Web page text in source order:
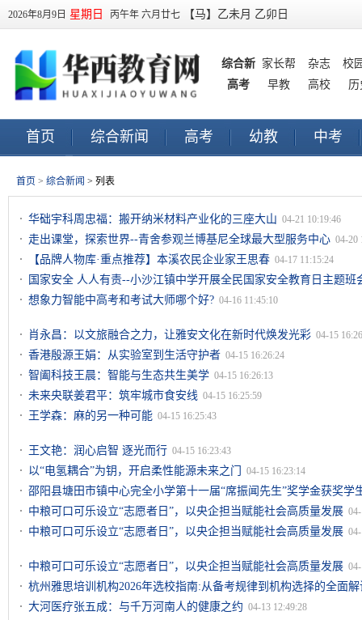
2026年8月9日 星期日 丙午年 六月廿七 【马】乙未月 乙卯日
综合新
闻
家长帮 杂志
校
高考 早教 高校 历
首页 综合新闻 高考 幼教 中考
早教 订阅
首页 > 综合新闻 > 列表
华础宇科周忠福：搬开纳米材料产业化的三座大山 04-21 10:19:46
走出课堂，探索世界--青舍参观兰博基尼全球最大型服务中心 04-20
【品牌人物库·重点推荐】本溪农民企业家王思春 04-17 11:15:24
国家安全 人人有责--小沙江镇中学开展全民国家安全教育日主题班
想象力智能中高考和考试大师哪个好? 04-16 11:45:10
肖永昌：以文旅融合之力，让雅安文化在新时代焕发光彩 04-15
香港殷源王娟：从实验室到生活守护者 04-15 16:26:24
智阖科技王晨：智能与生态共生美学 04-15 16:26:13
未来央联姜君平：筑牢城市食安线 04-15 16:25:59
王学森：麻的另一种可能 04-15 16:25:43
王文艳：润心启智 逐光而行 04-15 16:23:43
以“电氢耦合”为钥，开启柔性能源未来之门 04-15 16:23:14
邵阳县塘田市镇中心完全小学第十一届“席振闻先生”奖学金获奖学
04-14 21:54:10
中粮可口可乐设立“志愿者日”，以央企担当赋能社会高质量发展
中粮可口可乐设立“志愿者日”，以央企担当赋能社会高质量发展
中粮可口可乐设立“志愿者日”，以央企担当赋能社会高质量发展
杭州雅思培训机构2026年选校指南:从备考规律到机构选择的全面解
大河医疗张五成：与千万河南人的健康之约 04-13 12:49:28